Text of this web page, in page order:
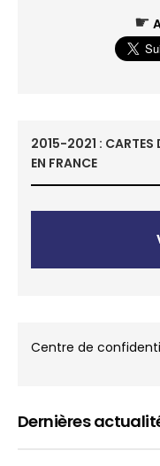
☛
2015-2021 : CARTES
EN FRANCE
Centre de
Dernières